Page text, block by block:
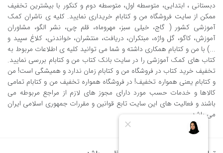
دبستانی ، ابتدایی، متوسطه اول، متوسطه دوم و کنکور با بیشترین تخفیف
ممکن از سایت فروشگاه من و کتابام خریداری نمایید. کلیه ی ناشران کمک
آموزشی کشور ( گاج، خیلی سبز، مهروماه، قلم چی، نشر الگو، مشاوران
آموزش، کاگو، گل واژه، مبتکران، دریافت، منتشران، خواندنی، کلاغ سپید و
...) با من و کتابام همکاری داشته و شما می توانید کلیه ی اطلاعات مربوط به
کتاب های کمک آموزشی را در سایت بانک کتاب من و کتابام بررسی نمایید.
تخفیف خرید کتاب در فروشگاه من و کتابام زمان ندارد و همیشگی است! من
و کتابام یعنی همواره تخفیف! در فروشگاه همواره تخفیف من و کتابام تمامی
کالاها و خدمات حسب مورد دارای مجوز های لازم از مراجع مربوطه می
باشند و فعالیت های این سایت تابع قوانین و مقررات جمهوری اسلامی ایران
می باشد.